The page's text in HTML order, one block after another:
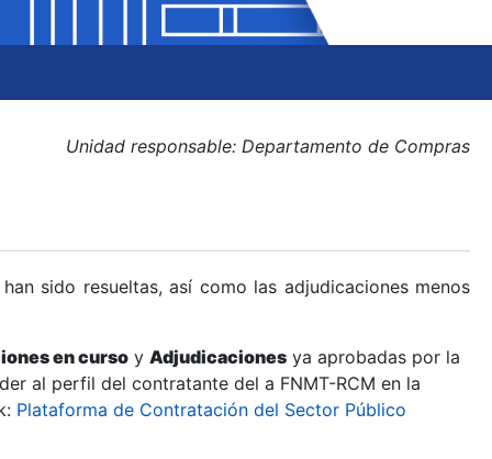
Unidad responsable: Departamento de Compras
sido resueltas, así como las adjudicaciones menos
en curso y Adjudicaciones ya aprobadas por la
al perfil del contratante del a FNMT-RCM en la
Plataforma de Contratación del Sector Público